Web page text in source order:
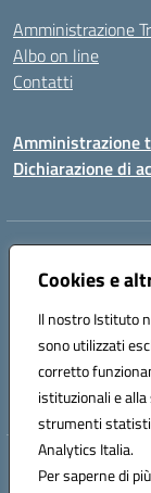
Cookies e
Il nostro Istituto
sono utilizzati
corretto
istituzionali e
strumenti
Analytics Italia.
Per saperne di
Amministrazione
Albo on line
Contatti
Amministrazione
Dichiarazione di
Indirizzo:
Centralino:
Codice fiscale:
Codice
Codice unico di